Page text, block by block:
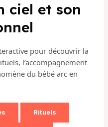
ciel et son
pour découvrir la
l’accompagnement
du bébé arc en
Rituels